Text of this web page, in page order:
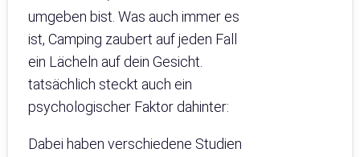
umgeben bist. Was auch immer es
ist, Camping zaubert auf jeden Fall
ein Lächeln auf dein Gesicht.
tatsächlich steckt auch ein
psychologischer Faktor dahinter:
Dabei haben verschiedene Studien